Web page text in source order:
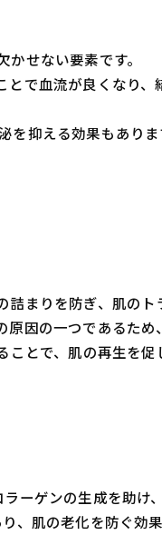
せない要素です。
で血流が良くなり
抑える効果もありま
まりを防ぎ、肌の
因の一つであるた
とで、肌の再生を
ラーゲンの生成を助け
、肌の老化を防ぐ効